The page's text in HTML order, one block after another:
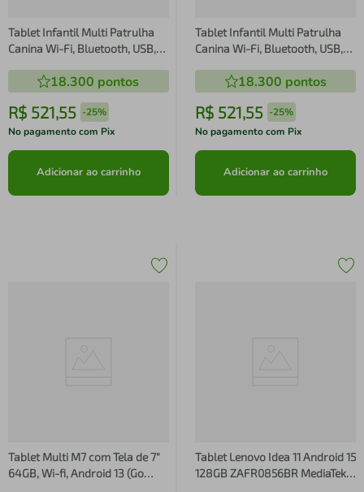
Tablet Infantil Multi Patrulha
Canina Wi-Fi, Bluetooth, USB,
Android 13 GO, Processador
Quad-Core
18.300 pontos
R$ 521,55 -25%
No pagamento com Pix
Adicionar ao carrinho
Tablet Infantil Multi Patrulha
Canina Wi-Fi, Bluetooth, USB,
Android 13 GO, Processador
Quad-Core
18.300 pontos
R$ 521,55 -25%
No pagamento com Pix
Adicionar ao carrinho
Tablet Multi M7 com Tela de 7"
64GB, Wi-fi, Android 13 (Go
Tablet Lenovo Idea 11 Android 15
128GB ZAFR0856BR MediaTek